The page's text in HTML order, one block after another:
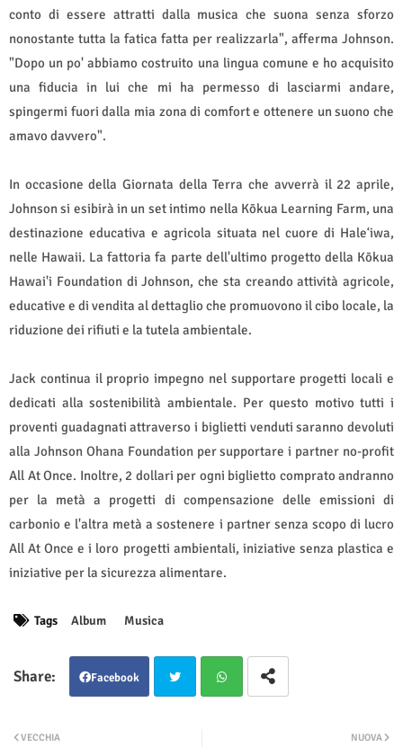
conto di essere attratti dalla musica che suona senza sforzo
nonostante tutta la fatica fatta per realizzarla", afferma Johnson.
"Dopo un po' abbiamo costruito una lingua comune e ho acquisito
una fiducia in lui che mi ha permesso di lasciarmi andare,
spingermi fuori dalla mia zona di comfort e ottenere un suono che
amavo davvero".
In occasione della Giornata della Terra che avverrà il 22 aprile,
Johnson si esibirà in un set intimo nella Kōkua Learning Farm, una
destinazione educativa e agricola situata nel cuore di Haleʻiwa,
nelle Hawaii. La fattoria fa parte dell'ultimo progetto della Kōkua
Hawai'i Foundation di Johnson, che sta creando attività agricole,
educative e di vendita al dettaglio che promuovono il cibo locale, la
riduzione dei rifiuti e la tutela ambientale.
Jack continua il proprio impegno nel supportare progetti locali e
dedicati alla sostenibilità ambientale. Per questo motivo tutti i
proventi guadagnati attraverso i biglietti venduti saranno devoluti
alla Johnson Ohana Foundation per supportare i partner no-profit
All At Once. Inoltre, 2 dollari per ogni biglietto comprato andranno
per la metà a progetti di compensazione delle emissioni di
carbonio e l'altra metà a sostenere i partner senza scopo di lucro
All At Once e i loro progetti ambientali, iniziative senza plastica e
iniziative per la sicurezza alimentare.
Tags Album Musica
Facebook
NUOVA
VECCHIA